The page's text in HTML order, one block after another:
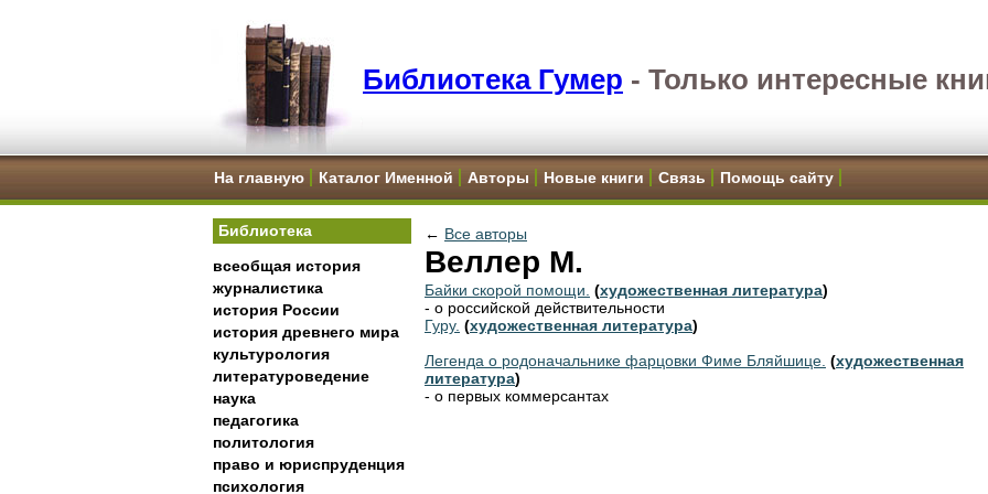
Библиотека Гумер - Только интересные
На главную Каталог Именной Авторы Новые книги Связь Помощь сайту
Библиотека
всеобщая история
журналистика
история России
история древнего мира
культурология
литературоведение
наука
педагогика
политология
право и юриспруденция
психология
← Все авторы
Веллер М.
Байки скорой помощи. (художественная литература)
- о российской действительности
Гуру. (художественная литература)
Легенда о родоначальнике фарцовки Фиме Бляйшице. (художественная
литература)
- о первых коммерсантах